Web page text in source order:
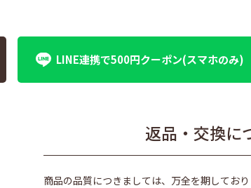
LINE連携で500円クーポン(スマホのみ)
返品・交換に
商品の品質につきましては、万全を期してお